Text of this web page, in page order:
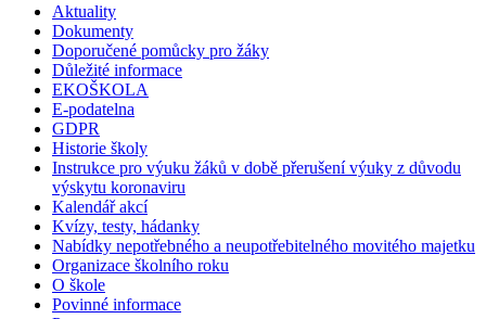
Aktuality
Dokumenty
Doporučené pomůcky pro žáky
Důležité informace
EKOŠKOLA
E-podatelna
GDPR
Historie školy
Instrukce pro výuku žáků v době přerušení výuky z důvodu
výskytu koronaviru
Kalendář akcí
Kvízy, testy, hádanky
Nabídky nepotřebného a neupotřebitelného movitého majetku
Organizace školního roku
O škole
Povinné informace